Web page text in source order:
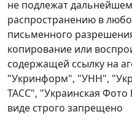
не подлежат
распространению в
письменного
копирование или
содержащей ссылку на
"Укринформ", "УНН",
ТАСС", "Украинская
виде строго запрещено